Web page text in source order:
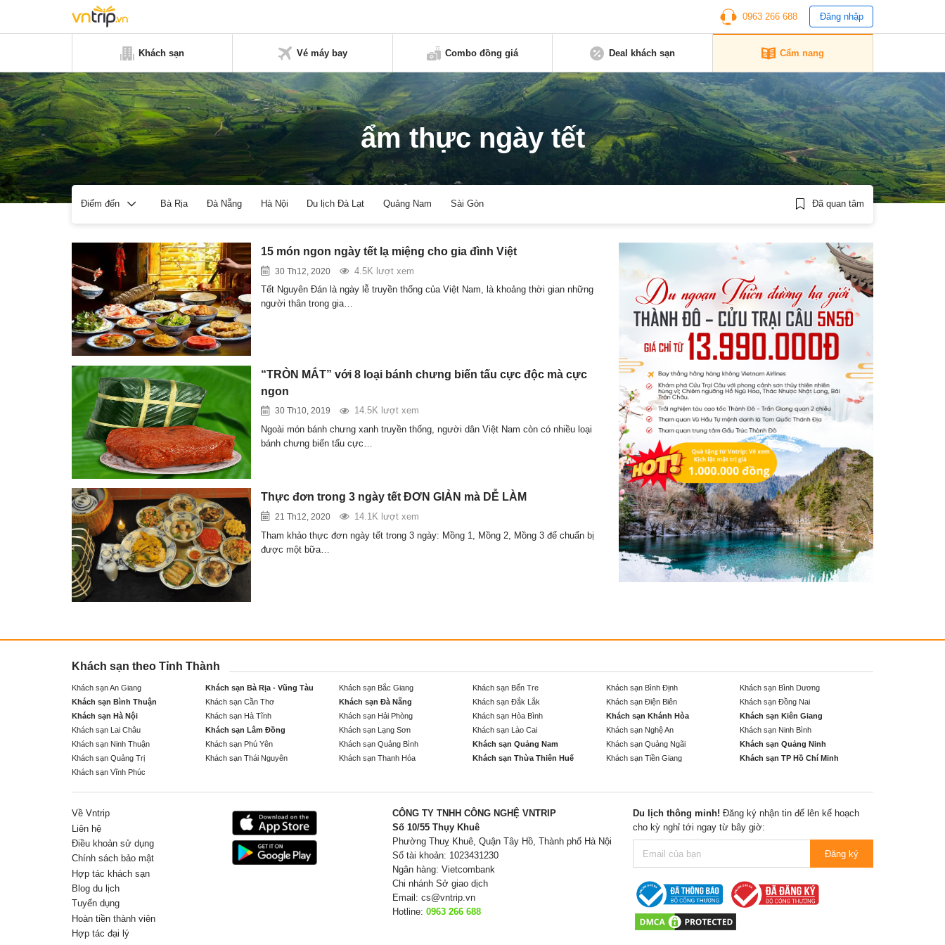
0963 266 688 Đăng nhập
Khách sạn Vé máy bay Combo đồng giá Deal khách sạn Cẩm nang
ẩm thực ngày tết
Điểm đến Bà Rịa Đà Nẵng Hà Nội Du lịch Đà Lạt Quảng Nam Sài Gòn Đã quan tâm
15 món ngon ngày tết lạ miệng cho gia đình Việt
30 Th12, 2020
4.5K lượt xem
Tết Nguyên Đán là ngày lễ truyền thống của Việt Nam, là khoảng thời gian những
người thân trong gia…
“TRÒN MẮT” với 8 loại bánh chưng biến tấu cực độc mà cực
ngon
30 Th10, 2019
14.5K lượt xem
Ngoài món bánh chưng xanh truyền thống, người dân Việt Nam còn có nhiều loại
bánh chưng biến tấu cực…
Thực đơn trong 3 ngày tết ĐƠN GIẢN mà DỄ LÀM
21 Th12, 2020
14.1K lượt xem
Tham khảo thực đơn ngày tết trong 3 ngày: Mồng 1, Mồng 2, Mồng 3 để chuẩn bị
được một bữa…
Khách sạn theo Tỉnh Thành
Khách sạn An Giang Khách sạn Bà Rịa - Vũng Tàu Khách sạn Bắc Giang Khách sạn Bến Tre Khách sạn Bình Định
Khách sạn Bình Dương
Khách sạn Bình Thuận
Khách sạn Cần Thơ Khách sạn Đà Nẵng Khách sạn Đắk Lắk Khách sạn Điện Biên
Khách sạn Đồng Nai
Khách sạn Hà Nội
Khách sạn Hà Tĩnh Khách sạn Hải Phòng Khách sạn Hòa Bình Khách sạn Khánh Hòa
Khách sạn Kiên Giang
Khách sạn Lai Châu
Khách sạn Lâm Đồng Khách sạn Lạng Sơn Khách sạn Lào Cai Khách sạn Nghệ An
Khách sạn Ninh Bình
Khách sạn Ninh Thuận
Khách sạn Phú Yên Khách sạn Quảng Bình Khách sạn Quảng Nam Khách sạn Quảng Ngãi
Khách sạn Quảng Ninh
Khách sạn Quảng Trị
Khách sạn Thái Nguyên Khách sạn Thanh Hóa Khách sạn Thừa Thiên Huế Khách sạn Tiền Giang
Khách sạn TP Hồ Chí Minh
Khách sạn Vĩnh Phúc
Về Vntrip
Liên hệ
Điều khoản sử dụng
Chính sách bảo mật
Hợp tác khách sạn
Blog du lịch
Tuyển dụng
Hoàn tiền thành viên
Hợp tác đại lý
CÔNG TY TNHH CÔNG NGHỆ VNTRIP
Số 10/55 Thụy Khuê
Phường Thuỵ Khuê, Quận Tây Hồ, Thành phố Hà Nội
Số tài khoản: 1023431230
Ngân hàng: Vietcombank
Chi nhánh Sở giao dịch
Email: cs@vntrip.vn
Hotline: 0963 266 688
Du lịch thông minh! Đăng ký nhận tin để lên kế hoạch
cho kỳ nghỉ tới ngay từ bây giờ:
Đăng ký